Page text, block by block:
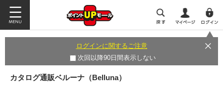
ログインに関するご注意
次回以降90日間表示しない
カタログ通販ベルーナ（Belluna）